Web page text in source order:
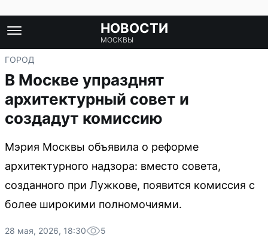
НОВОСТИ
МОСКВЫ
ГОРОД
В Москве упразднят
архитектурный совет и
создадут комиссию
Мэрия Москвы объявила о реформе
архитектурного надзора: вместо совета,
созданного при Лужкове, появится комиссия с
более широкими полномочиями.
28 мая, 2026, 18:30 5